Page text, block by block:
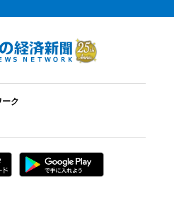
ク